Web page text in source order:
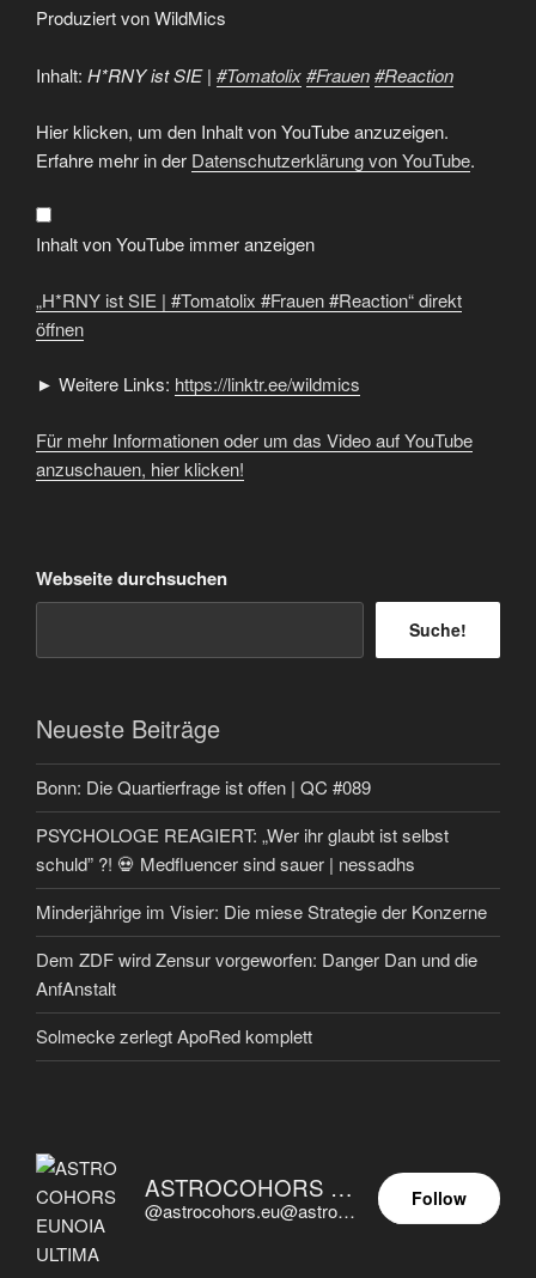
Produziert von WildMics
Inhalt: H*RNY ist SIE | #Tomatolix#Frauen#Reaction
„H*RNY
ist
SIE
|
#Frauen
#Reaction“
von
YouTube
Hier klicken, um den Inhalt von YouTube anzuzeigen.
Erfahre mehr in der Datenschutzerklärung von YouTube.
Inhalt von YouTube immer anzeigen
„H*RNY ist SIE | #Tomatolix #Frauen #Reaction“ direkt
öffnen
► Weitere Links: https://linktr.ee/wildmics
Für mehr Informationen oder um das Video auf YouTube
anzuschauen, hier klicken!
Webseite durchsuchen
Suche!
Neueste Beiträge
Bonn: Die Quartierfrage ist offen | QC #089
PSYCHOLOGE REAGIERT: „Wer ihr glaubt ist selbst
schuld” ?! 💀 Medfluencer sind sauer | nessadhs
Minderjährige im Visier: Die miese Strategie der Konzerne
Dem ZDF wird Zensur vorgeworfen: Danger Dan und die
AnfAnstalt
Solmecke zerlegt ApoRed komplett
ASTROCOHORS EUNOIA ULTIMA
@astrocohors.eu@astrocohors.eu
Follow